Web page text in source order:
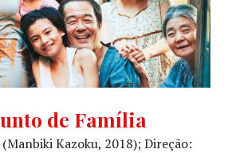
de Família
Kazoku, 2018); Direção: